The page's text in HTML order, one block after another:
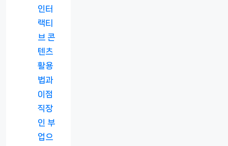
인터
랙티
브 콘
텐츠
활용
법과
이점
직장
인 부
업으